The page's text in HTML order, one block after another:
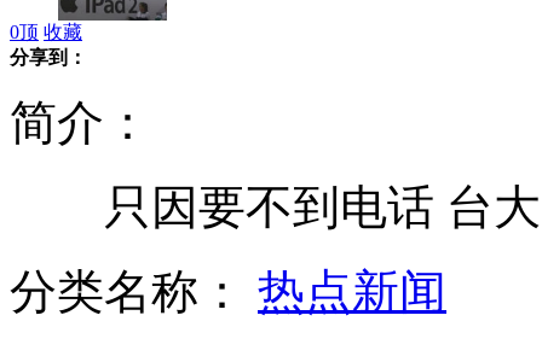
新版《闲置土地处置办法》修订发布
0顶 收藏
分享到：
简介：
只因要不到电话 台大
分类名称： 热点新闻